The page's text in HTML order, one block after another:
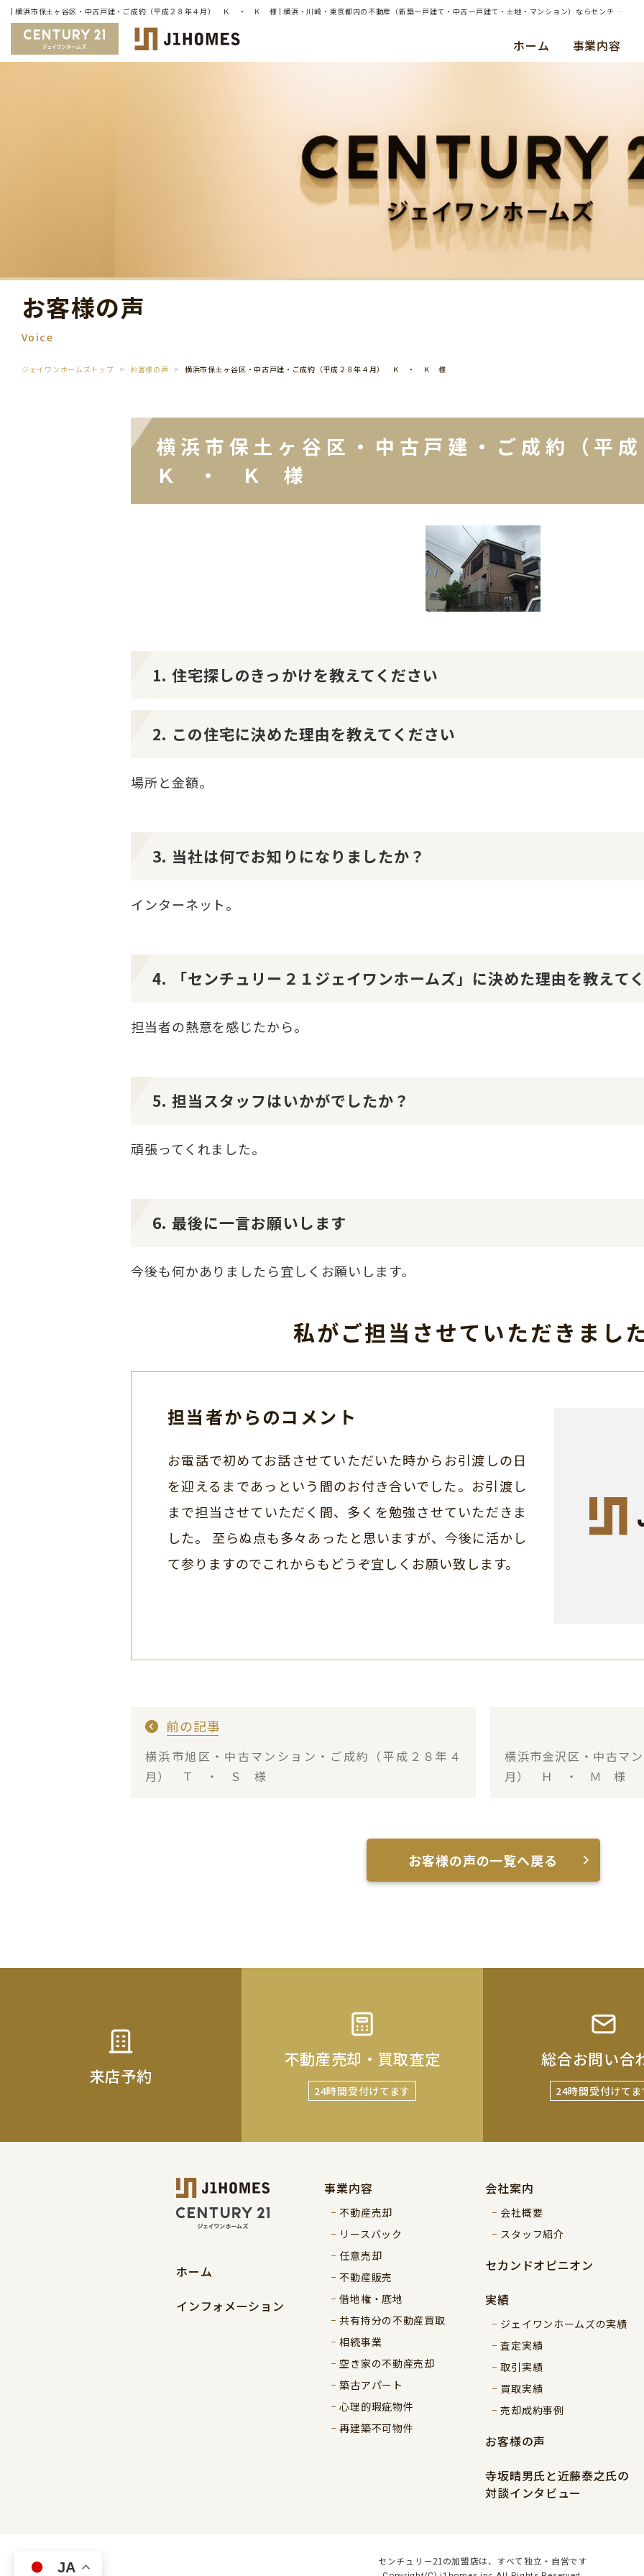
| 横浜市保土ヶ谷区・中古戸建・ご成約（平成２８年４月） Ｋ ・ Ｋ 様 | 横浜・川崎・東京都内の不動産（新築一戸建て・中古一戸建て・土地・マンション）ならセンチュリー21ジェイワンホームズ
ホーム 事業内容
お客様の声
Voice
ジェイワンホームズトップ お客様の声 横浜市保土ヶ谷区・中古戸建・ご成約（平成２８年４月） Ｋ ・ Ｋ 様
横浜市保土ヶ谷区・中古戸建・ご成約（平
Ｋ ・ Ｋ 様
1. 住宅探しのきっかけを教えてください
2. この住宅に決めた理由を教えてください
場所と金額。
3. 当社は何でお知りになりましたか？
インターネット。
4. 「センチュリー２１ジェイワンホームズ」に決めた理由を教えて
担当者の熱意を感じたから。
5. 担当スタッフはいかがでしたか？
頑張ってくれました。
6. 最後に一言お願いします
今後も何かありましたら宜しくお願いします。
私がご担当させていただきまし
担当者からのコメント
お電話で初めてお話させていただいた時からお引渡しの日
を迎えるまであっという間のお付き合いでした。お引渡し
まで担当させていただく間、多くを勉強させていただきま
した。 至らぬ点も多々あったと思いますが、今後に活かし
て参りますのでこれからもどうぞ宜しくお願い致します。
前の記事
横浜市旭区・中古マンション・ご成約（平成２８年４
月） Ｔ ・ Ｓ 様
横浜市金沢区・中古マ
月） Ｈ ・ Ｍ 様
お客様の声の一覧へ戻る
来店予約
不動産売却・買取査定
24時間受付けてます
総合お問い合
24時間受付けてま
ホーム
インフォメーション
事業内容
不動産売却
リースバック
任意売却
不動産販売
借地権・底地
共有持分の不動産買取
相続事業
空き家の不動産売却
築古アパート
心理的瑕疵物件
再建築不可物件
会社案内
会社概要
スタッフ紹介
セカンドオピニオン
実績
ジェイワンホームズの実績
査定実績
取引実績
買取実績
売却成約事例
お客様の声
寺坂晴男氏と近藤泰之氏の
対談インタビュー
センチュリー21の加盟店は、すべて独立・自営です
JA